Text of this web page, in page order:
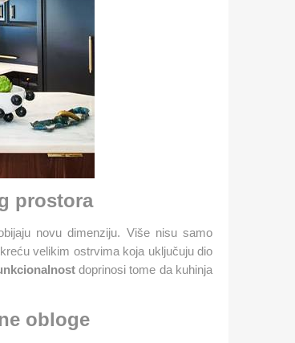
prostora
novu dimenziju. Više nisu samo
velikim ostrvima koja uključuju dio
doprinosi tome da kuhinja
obloge